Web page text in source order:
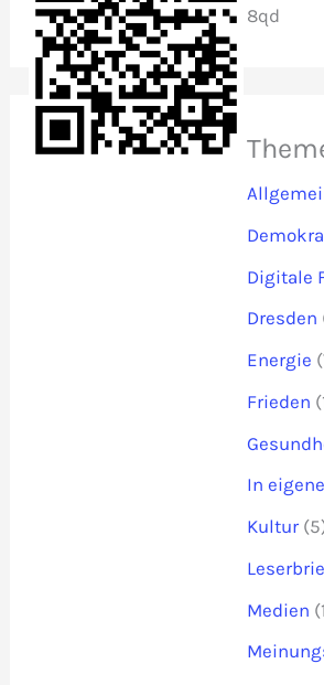
8qd
Digitale
Dresden
Energie
Frieden
In
Kultur
Medien